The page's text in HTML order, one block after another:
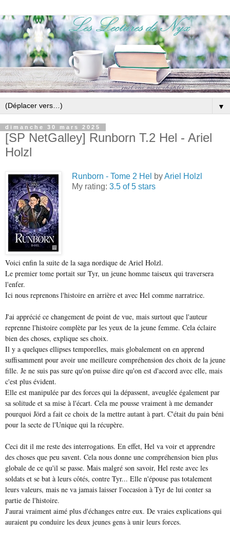
▼
dimanche 30 mars 2025
[SP NetGalley] Runborn T.2 Hel - Ariel
Holzl
Runborn - Tome 2 Hel byAriel Holzl
My rating: 3.5 of 5 stars
Voici enfin la suite de la saga nordique de Ariel Holzl.
Le premier tome portait sur Tyr, un jeune homme taiseux qui traversera
l'enfer.
Ici nous reprenons l'histoire en arrière et avec Hel comme narratrice.
J'ai apprécié ce changement de point de vue, mais surtout que l'auteur
reprenne l'histoire complète par les yeux de la jeune femme. Cela éclaire
bien des choses, explique ses choix.
Il y a quelques ellipses temporelles, mais globalement on en apprend
suffisamment pour avoir une meilleure compréhension des choix de la jeune
fille. Je ne suis pas sure qu'on puisse dire qu'on est d'accord avec elle, mais
c'est plus évident.
Elle est manipulée par des forces qui la dépassent, aveuglée également par
sa solitude et sa mise à l'écart. Cela me pousse vraiment à me demander
pourquoi Jörd a fait ce choix de la mettre autant à part. C'était du pain béni
pour la secte de l'Unique qui la récupère.
Ceci dit il me reste des interrogations. En effet, Hel va voir et apprendre
des choses que peu savent. Cela nous donne une compréhension bien plus
globale de ce qu'il se passe. Mais malgré son savoir, Hel reste avec les
soldats et se bat à leurs côtés, contre Tyr... Elle n'épouse pas totalement
leurs valeurs, mais ne va jamais laisser l'occasion à Tyr de lui conter sa
partie de l'histoire.
J'aurai vraiment aimé plus d'échanges entre eux. De vraies explications qui
auraient pu conduire les deux jeunes gens à unir leurs forces.